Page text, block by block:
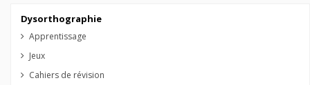
Dysorthographie
Apprentissage
Jeux
Cahiers de révision